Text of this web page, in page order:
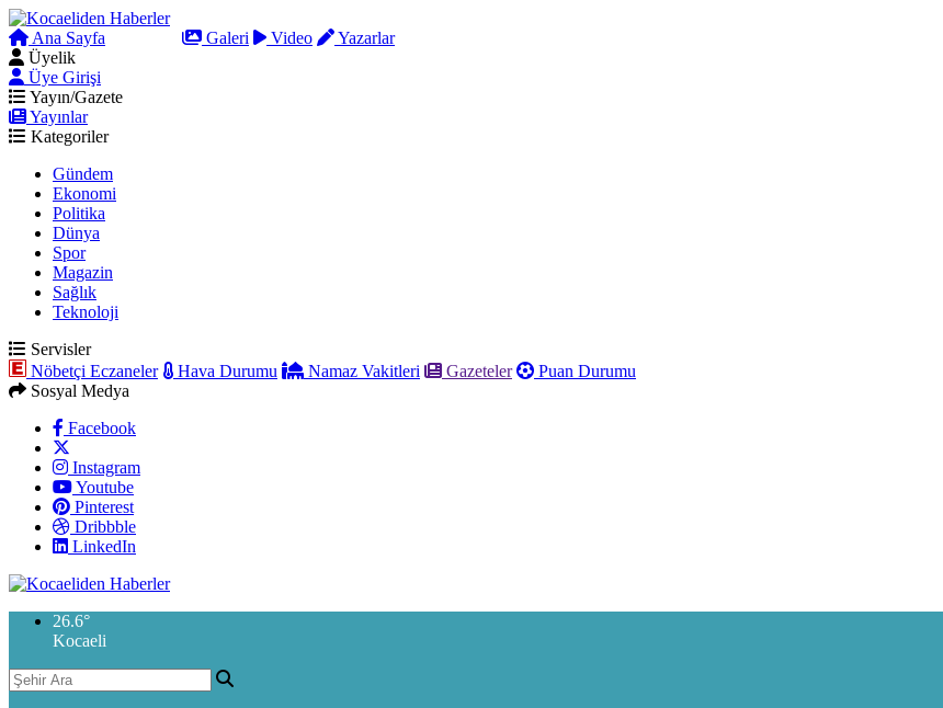
Ana Sayfa Galeri Video
Yazarlar
Üyelik
Üye Girişi
Yayın/Gazete
Yayınlar
Kategoriler
Gündem
Ekonomi
Politika
Dünya
Spor
Magazin
Sağlık
Teknoloji
Servisler
Nöbetçi Eczaneler
Hava Durumu Namaz Vakitleri Gazeteler
Puan Durumu
Sosyal Medya
Facebook
Instagram
Youtube
Pinterest
Dribbble
LinkedIn
26.6°
Kocaeli